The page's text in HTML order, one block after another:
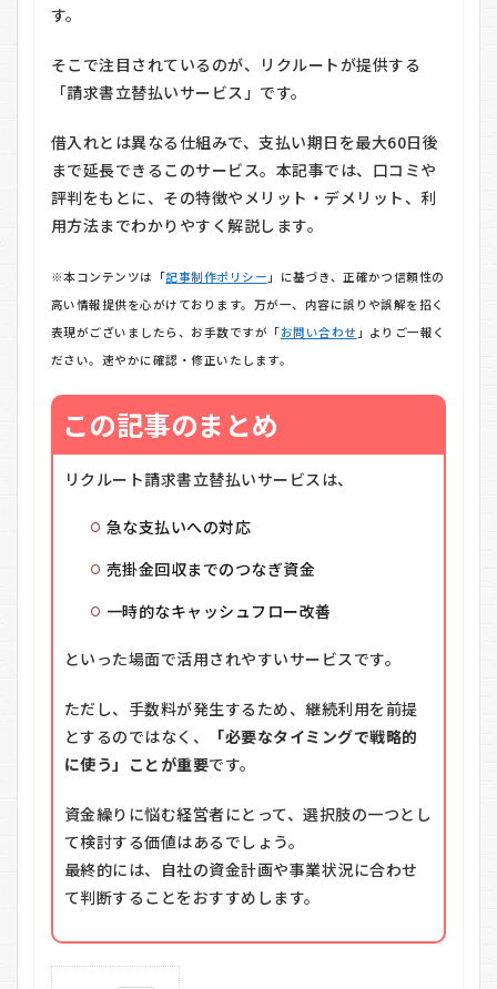
す。
そこで注目されているのが、 リクルートが提供する
「請求書立替払いサービス」です。
借入れとは異なる仕組みで、支払い期日を最大60日後
まで延長できるこのサービス。本記事では、口コミや
評判をもとに、その特徴やメリット・デメリット、利
用方法までわかりやすく解説します。
※本コンテンツは「記事制作ポリシー 」に基づき、正確かつ信頼性の
高い情報提供を心がけております。万が一、内容に誤りや誤解を招く
表現がございましたら、お手数ですが「お問い合わせ 」よりご一報く
ださい。速やかに確認・修正いたします。
この記事のまとめ
リクルート請求書立替払いサービスは、
急な支払いへの対応
売掛金回収までのつなぎ資金
一時的なキャッシュフロー改善
といった場面で活用されやすいサービスです。
ただし、手数料が発生するため、継続利用を前提
とするのではなく、
「必要なタイミングで戦略的
に使う」ことが重要です。
資金繰りに悩む経営者にとって、選択肢の一つとし
て検討する価値はあるでしょう。
最終的には、自社の資金計画や事業状況に合わせ
て判断することをおすすめします。